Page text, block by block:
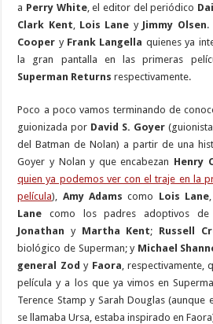
a Perry White, el editor del periódico
Clark Kent
Lois Lane y Jimmy Olsen.
Cooper y Frank Langella quienes ya
la gran pantalla en las primeras
Superman Returns respectivamente.
Poco a poco vamos terminando de
guionizada por David S. Goyer
del Batman de Nolan) a partir de una
Goyer y Nolan y que encabezan Henry
quien ya podemos ver con el traje en la
película), Amy Adams como Lois Lane
Lane como los padres adoptivos de
Jonathan y Martha Kent; Russell
biológico de Superman; y Michael
general Zod y Faora ,
película y a los que ya vimos en
Terence Stamp y Sarah Douglas (aunque
se llamaba Ursa, estaba inspirado en